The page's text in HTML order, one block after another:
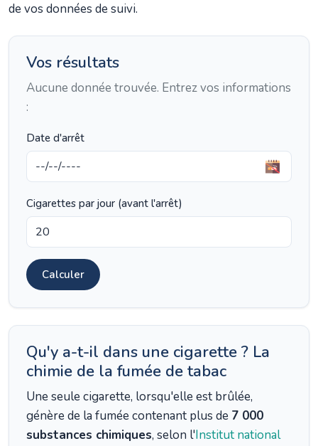
de vos données de suivi.
Vos résultats
Aucune donnée trouvée. Entrez vos informations
:
Date d'arrêt
Cigarettes par jour (avant l'arrêt)
Calculer
Qu'y a-t-il dans une cigarette ? La
chimie de la fumée de tabac
Une seule cigarette, lorsqu'elle est brûlée,
génère de la fumée contenant plus de 7 000
substances chimiques, selon l'Institut national